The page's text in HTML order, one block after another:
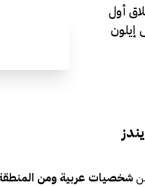
أول
إيلون
شخصيات عربية ومن